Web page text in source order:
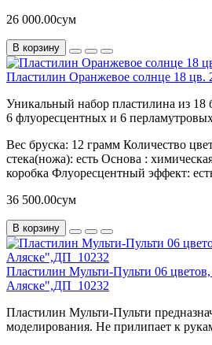
26 000.00сум
В корзину
Пластилин Оранжевое солнце 18 цв.
Уникальный набор пластилина из
6 флуоресцентных и 6
Вес бруска: 12 грамм Количество
стека(ножа): есть Основа :
коробка Флуоресцентный эффект:
36 500.00сум
В корзину
Пластилин Мульти-Пульти 06
Аляске",ДП_10232
Пластилин Мульти-Пульти
моделирования. Не прилипает к